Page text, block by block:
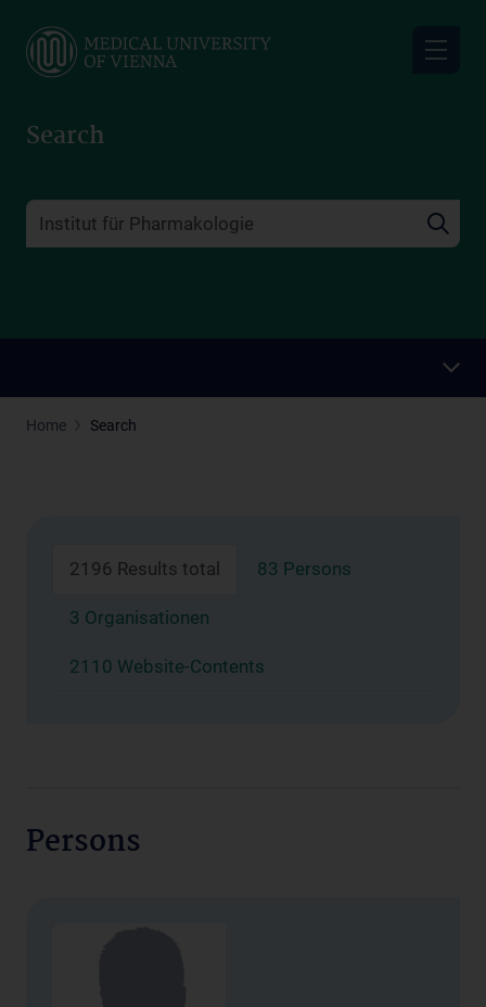
main
Search
Home Search
2196 Results total 83 Persons
3 Organisationen
2110 Website-Contents
Persons